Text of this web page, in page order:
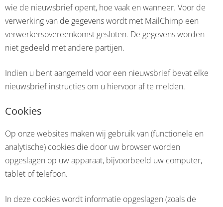
wie de nieuwsbrief opent, hoe vaak en wanneer. Voor de
verwerking van de gegevens wordt met MailChimp een
verwerkersovereenkomst gesloten. De gegevens worden
niet gedeeld met andere partijen.
Indien u bent aangemeld voor een nieuwsbrief bevat elke
nieuwsbrief instructies om u hiervoor af te melden.
Cookies
Op onze websites maken wij gebruik van (functionele en
analytische) cookies die door uw browser worden
opgeslagen op uw apparaat, bijvoorbeeld uw computer,
tablet of telefoon.
In deze cookies wordt informatie opgeslagen (zoals de